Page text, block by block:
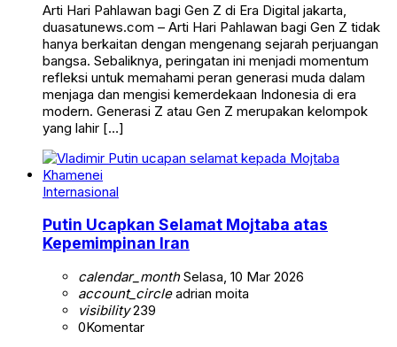
Arti Hari Pahlawan bagi Gen Z di Era Digital jakarta,
duasatunews.com – Arti Hari Pahlawan bagi Gen Z tidak
hanya berkaitan dengan mengenang sejarah perjuangan
bangsa. Sebaliknya, peringatan ini menjadi momentum
refleksi untuk memahami peran generasi muda dalam
menjaga dan mengisi kemerdekaan Indonesia di era
modern. Generasi Z atau Gen Z merupakan kelompok
yang lahir […]
Internasional
Putin Ucapkan Selamat Mojtaba atas
Kepemimpinan Iran
calendar_monthSelasa, 10 Mar 2026
account_circleadrian moita
visibility239
0Komentar